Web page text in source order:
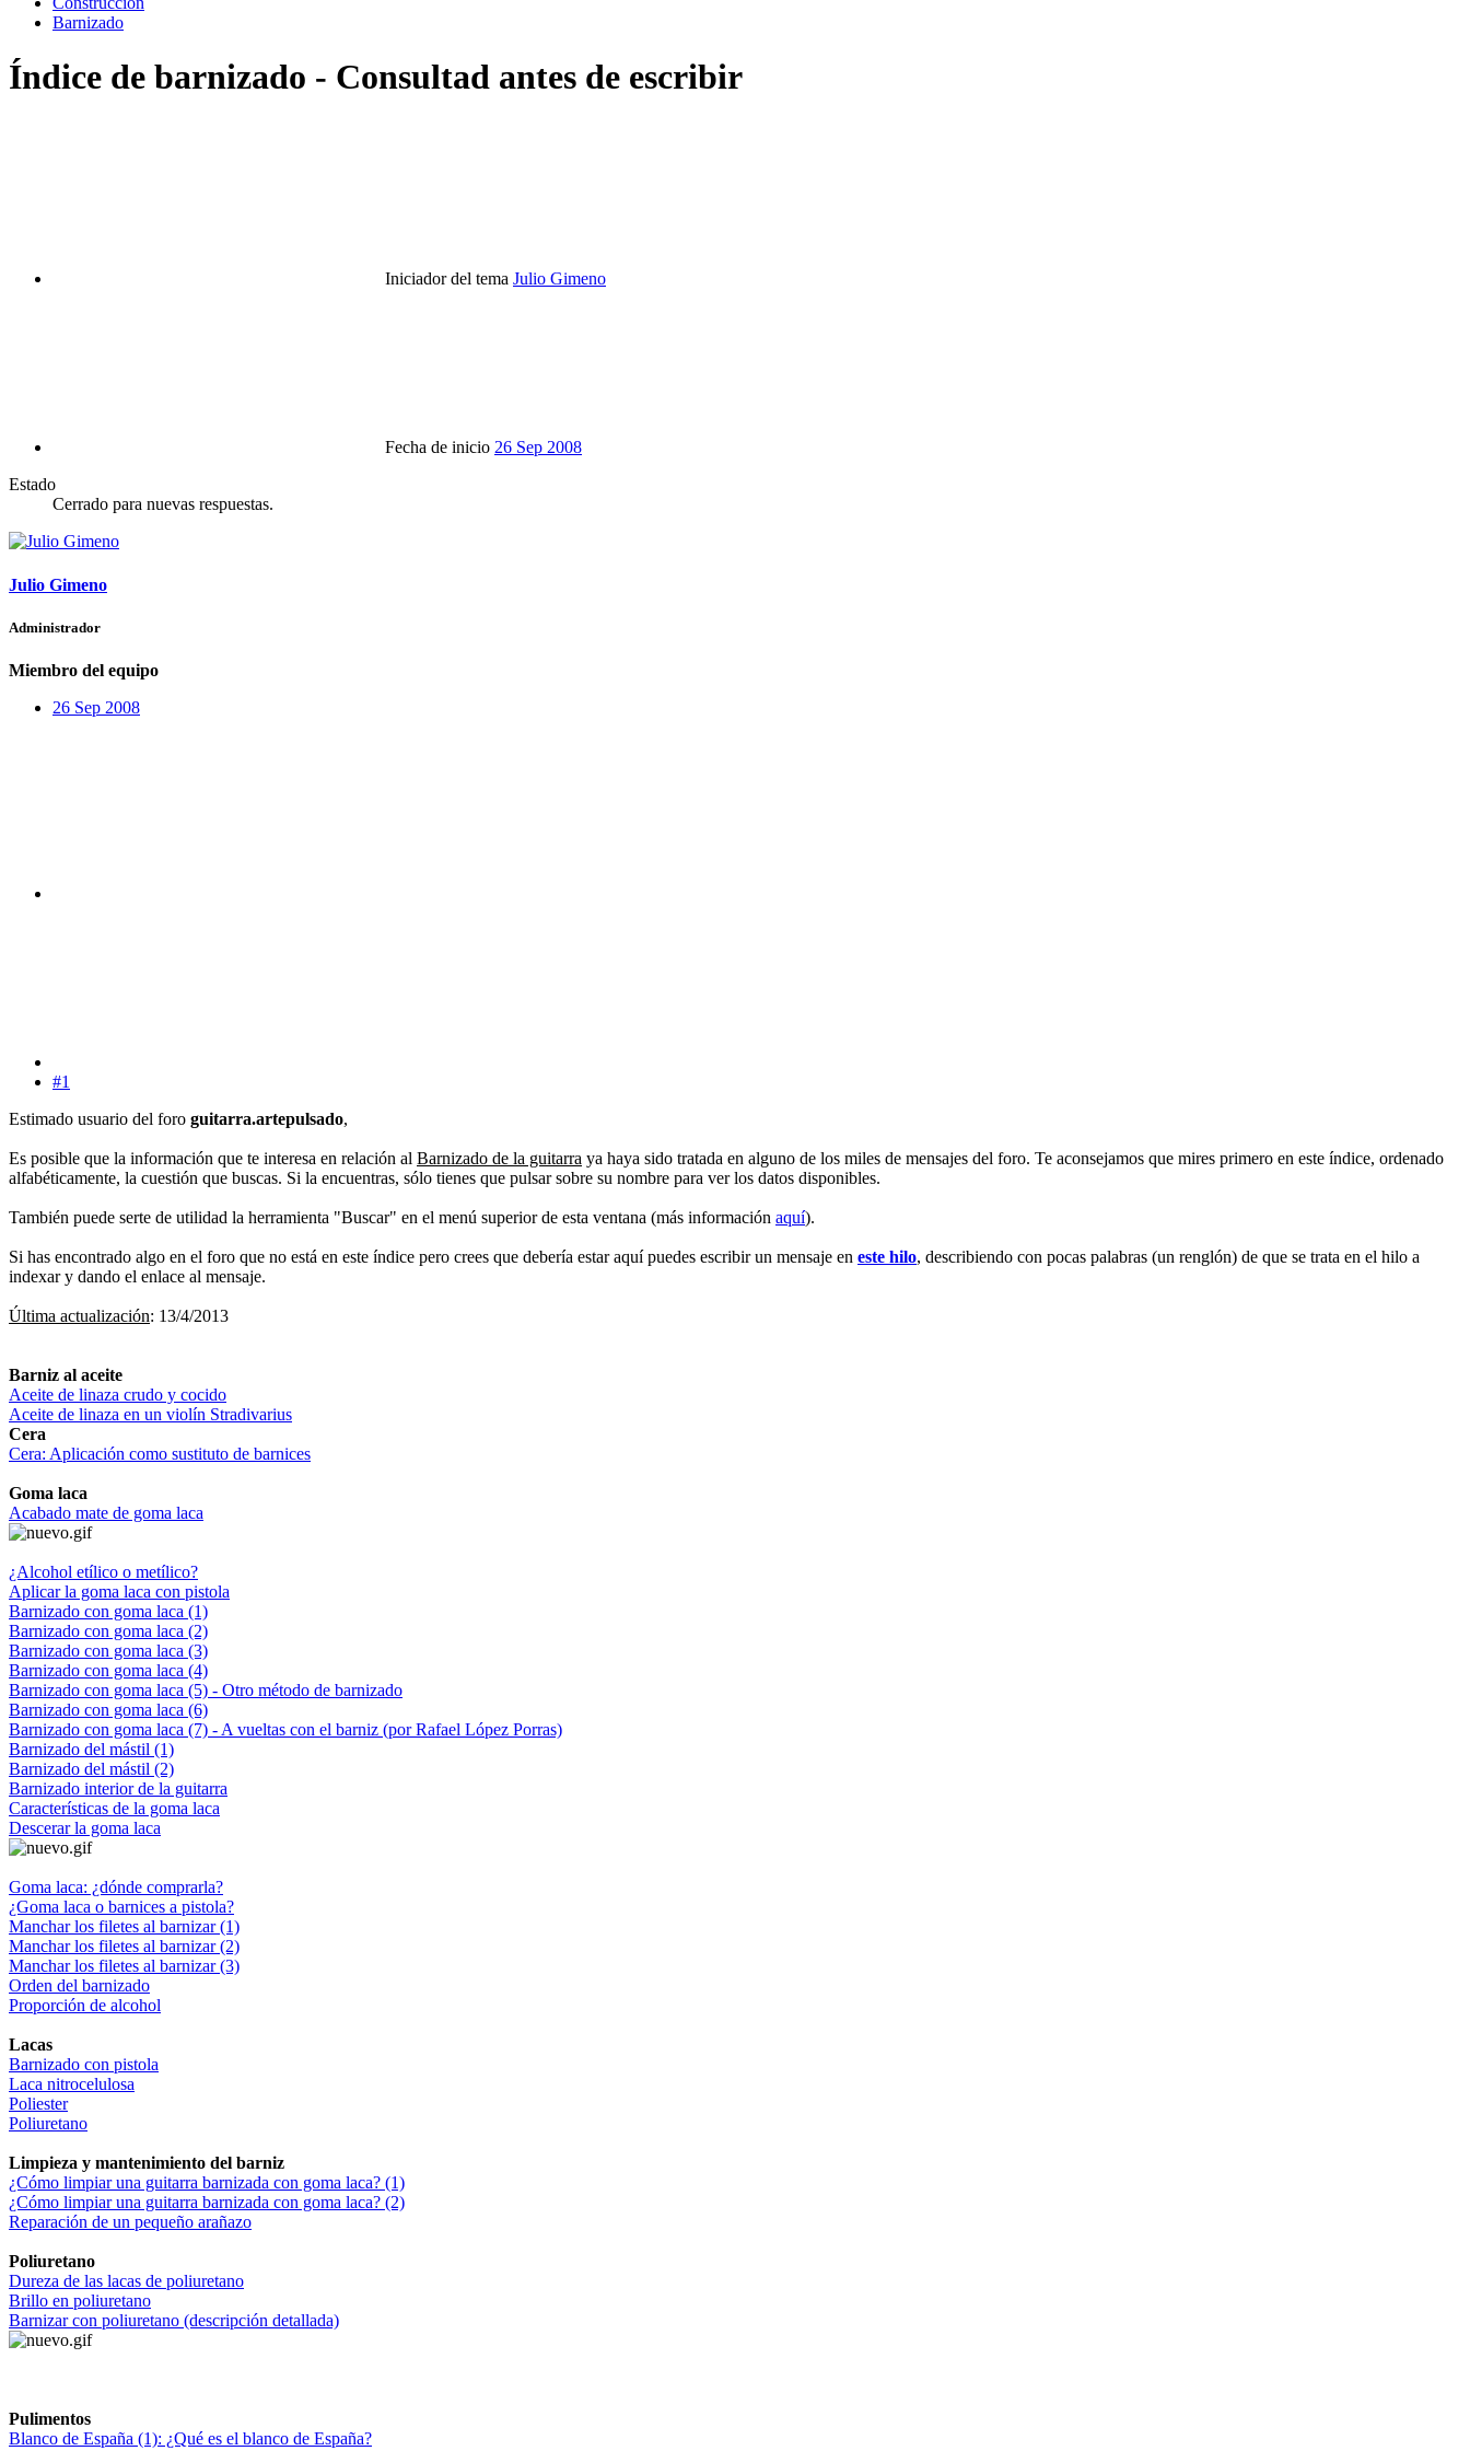
Barnizado
Índice de barnizado - Consultad antes de escribir
Iniciador del tema Julio Gimeno
Fecha de inicio 26 Sep 2008
Estado
Cerrado para nuevas respuestas.
Julio Gimeno
Administrador
Miembro del equipo
26 Sep 2008
#1
Estimado usuario del foro guitarra.artepulsado,
Es posible que la información que te interesa en relación al Barnizado de la guitarra ya haya sido tratada en alguno de los miles de mensajes del foro. Te aconsejamos que mires primero en este índice, ordenado
alfabéticamente, la cuestión que buscas. Si la encuentras, sólo tienes que pulsar sobre su nombre para ver los datos disponibles.
También puede serte de utilidad la herramienta "Buscar" en el menú superior de esta ventana (más información aquí).
Si has encontrado algo en el foro que no está en este índice pero crees que debería estar aquí puedes escribir un mensaje en este hilo, describiendo con pocas palabras (un renglón) de que se trata en el hilo a
indexar y dando el enlace al mensaje.
Última actualización: 13/4/2013
Barniz al aceite
Aceite de linaza crudo y cocido
Aceite de linaza en un violín Stradivarius
Cera
Cera: Aplicación como sustituto de barnices
Goma laca
Acabado mate de goma laca
¿Alcohol etílico o metílico?
Aplicar la goma laca con pistola
Barnizado con goma laca (1)
Barnizado con goma laca (2)
Barnizado con goma laca (3)
Barnizado con goma laca (4)
Barnizado con goma laca (5) - Otro método de barnizado
Barnizado con goma laca (6)
Barnizado con goma laca (7) - A vueltas con el barniz (por Rafael López Porras)
Barnizado del mástil (1)
Barnizado del mástil (2)
Barnizado interior de la guitarra
Características de la goma laca
Descerar la goma laca
Goma laca: ¿dónde comprarla?
¿Goma laca o barnices a pistola?
Manchar los filetes al barnizar (1)
Manchar los filetes al barnizar (2)
Manchar los filetes al barnizar (3)
Orden del barnizado
Proporción de alcohol
Lacas
Barnizado con pistola
Laca nitrocelulosa
Poliester
Poliuretano
Limpieza y mantenimiento del barniz
¿Cómo limpiar una guitarra barnizada con goma laca? (1)
¿Cómo limpiar una guitarra barnizada con goma laca? (2)
Reparación de un pequeño arañazo
Poliuretano
Dureza de las lacas de poliuretano
Brillo en poliuretano
Barnizar con poliuretano (descripción detallada)
Pulimentos
Blanco de España (1): ¿Qué es el blanco de España?